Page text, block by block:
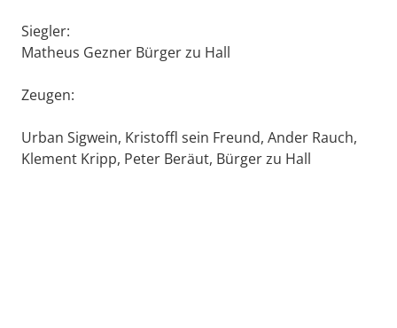
Siegler:
Matheus Gezner Bürger zu Hall
Zeugen:
Urban Sigwein, Kristoffl sein Freund, Ander Rauch,
Klement Kripp, Peter Beräut, Bürger zu Hall